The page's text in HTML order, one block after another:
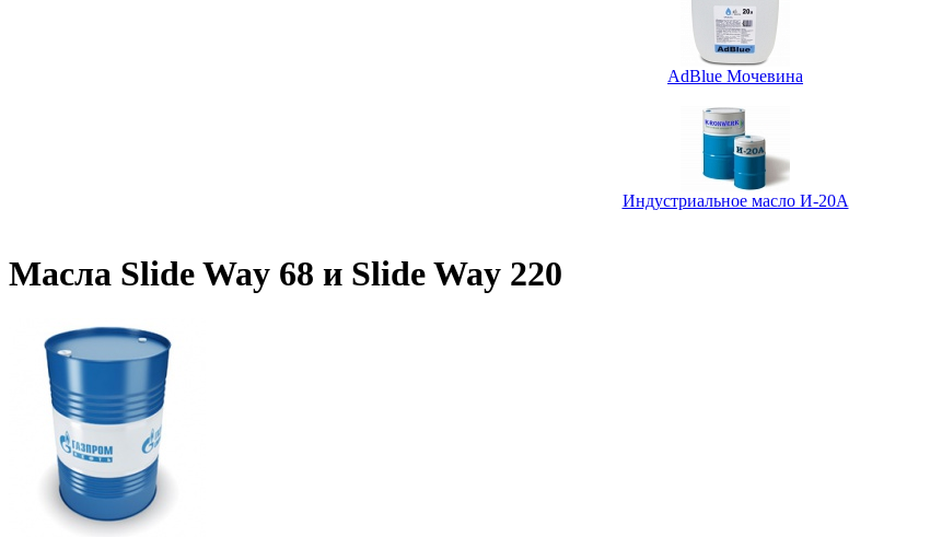
AdBlue Мочевина
Индустриальное масло И-20А
Масла Slide Way 68 и Slide Way 220